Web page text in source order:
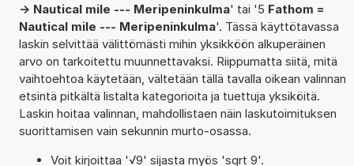
-> Nautical mile --- Meripeninkulma' tai '5 Fathom =
Nautical mile --- Meripeninkulma'. Tässä käyttötavassa
laskin selvittää välittömästi mihin yksikköön alkuperäinen
arvo on tarkoitettu muunnettavaksi. Riippumatta siitä, mitä
vaihtoehtoa käytetään, vältetään tällä tavalla oikean valinnan
etsintä pitkältä listalta kategorioita ja tuettuja yksiköitä.
Laskin hoitaa valinnan, mahdollistaen näin laskutoimituksen
suorittamisen vain sekunnin murto-osassa.
Voit kirjoittaa '√9' sijasta myös 'sqrt 9'.